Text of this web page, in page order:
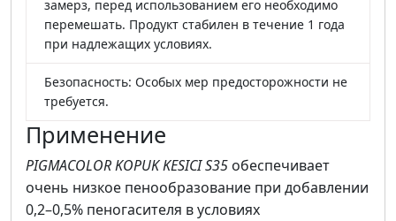
замерз, перед использованием его необходимо
перемешать. Продукт стабилен в течение 1 года
при надлежащих условиях.
Безопасность: Особых мер предосторожности не
требуется.
Применение
PIGMACOLOR KOPUK KESICI S35 обеспечивает
очень низкое пенообразование при добавлении
0,2–0,5% пеногасителя в условиях